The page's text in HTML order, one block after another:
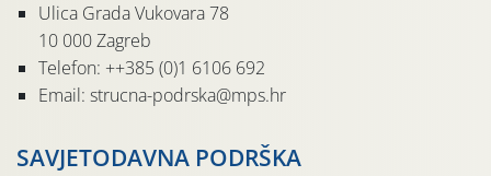
Ulica Grada Vukovara 78
10 000 Zagreb
Telefon: ++385 (0)1 6106 692
Email: strucna-podrska@mps.hr
SAVJETODAVNA PODRŠKA